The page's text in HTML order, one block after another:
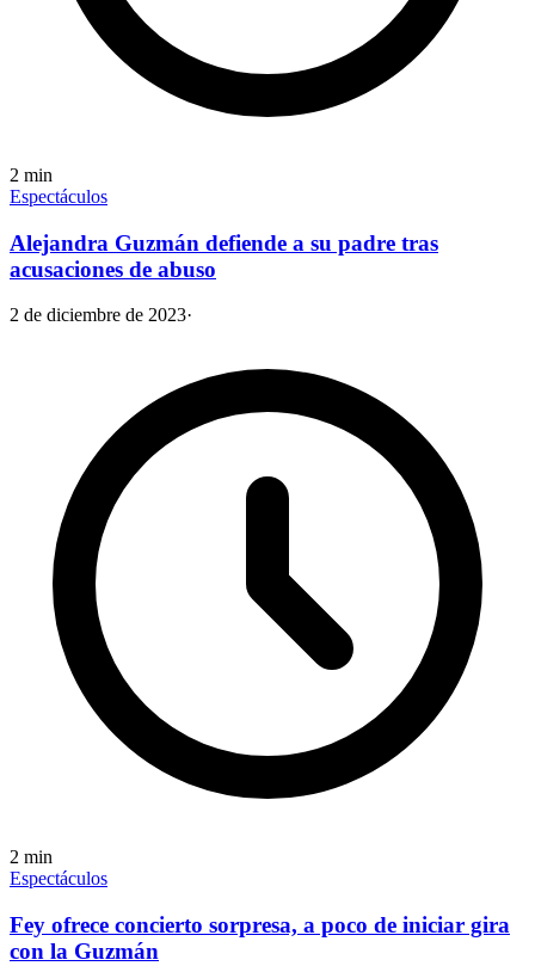
2 min
Espectáculos
Alejandra Guzmán defiende a su padre tras
acusaciones de abuso
2 de diciembre de 2023·
2 min
Espectáculos
Fey ofrece concierto sorpresa, a poco de iniciar gira
con la Guzmán